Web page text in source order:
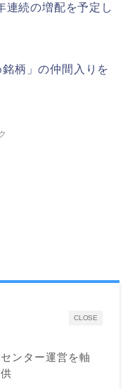
連続の増配を予定し
柄」の仲間入りを
CLOSE
ンター運営を軸